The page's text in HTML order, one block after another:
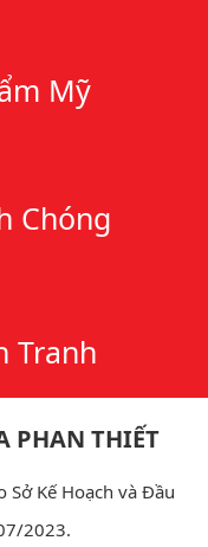
Mỹ
Chóng
Tranh
PHAN THIẾT
Sở Kế Hoạch và Đầu
2023.